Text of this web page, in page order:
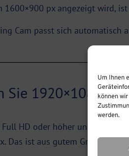
Um Ihnen
können
werden.
1600×900 px angezeigt wird,
Cam passt sich automatisch
Sie 1920×1080
HD oder höher unterstützt,
Das ist aus gutem Grund die